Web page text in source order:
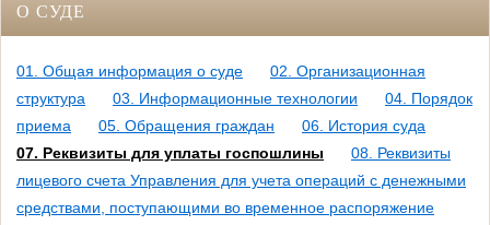
О СУДЕ
01. Общая информация о суде
02. Организационная
структура
03. Информационные технологии
04. Порядок
приема
05. Обращения граждан
06. История суда
07. Реквизиты для уплаты госпошлины
08. Реквизиты
лицевого счета Управления для учета операций с денежными
средствами, поступающими во временное распоряжение